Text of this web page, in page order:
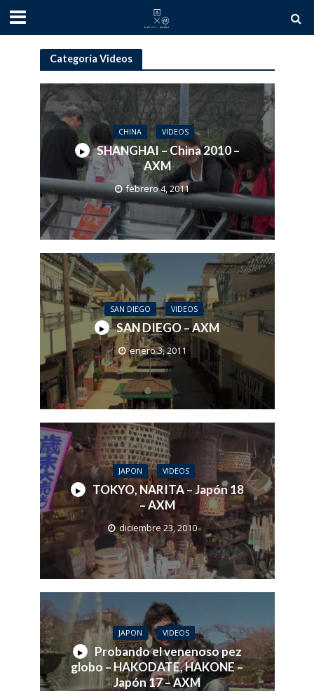
Categoría Videos
CHINA VIDEOS
SHANGHAI – China 2010 –
AXM
febrero 4, 2011
SAN DIEGO VIDEOS
SAN DIEGO – AXM
enero 3, 2011
JAPON VIDEOS
TOKYO, NARITA – Japón 18
– AXM
diciembre 23, 2010
JAPON VIDEOS
Probando el venenoso pez
globo – HAKODATE, HAKONE –
Japón 17 – AXM